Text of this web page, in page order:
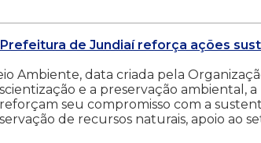
de Jundiaí reforça ações
Ambiente, data criada pela
e a preservação ambiental,
seu compromisso com a
de recursos naturais, apoio ao